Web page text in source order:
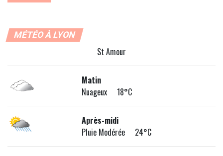
MÉTÉO À LYON
St Amour
Matin
Nuageux 18°C
Après-midi
Pluie Modérée 24°C